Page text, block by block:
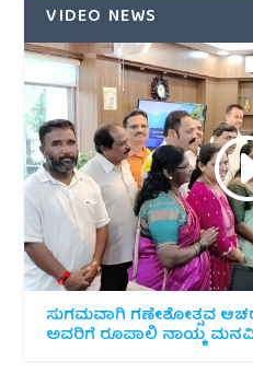
VIDEO NEWS
ಸುಗಮವಾಗಿ ಗಣೇಶೋತ್ಸವ
ಅವರಿಗೆ ರೂಪಾಲಿ ನಾಯ್ಕ